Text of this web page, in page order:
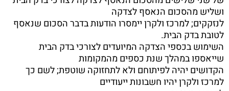
ושליש מהסכום הנאסף לצדקה
לנזקקים; למרכז ולקרן יימסרו הודעות בדבר הסכום שנאסף
לטובת בדק הבית.
השימוש בכספי הצדקה המיועדים לצורכי בדק הבית
שייאספו במהלך שנת כספים מהמקומות
הקדושים יהיה לפיתוחם ולא לתחזוקה שוטפת; לשם כך
למרכז ולקרן יהיו חשבונות ייעודיים